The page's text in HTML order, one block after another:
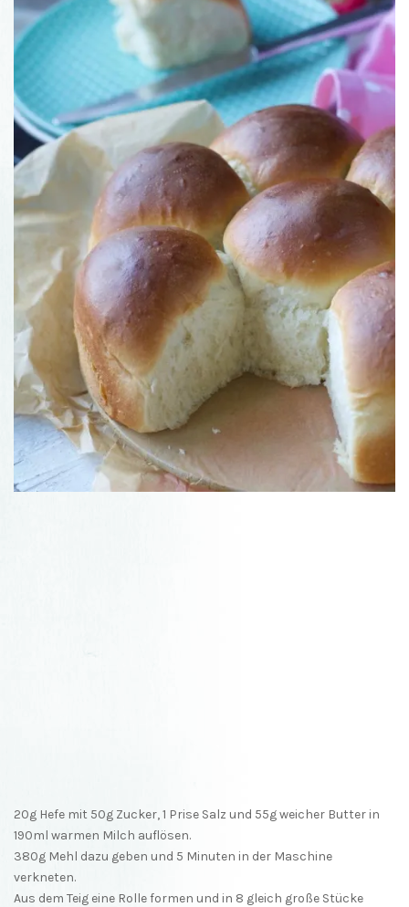
20g Hefe mit 50g Zucker, 1 Prise Salz und 55g weicher Butter in
190ml warmen Milch auflösen.
380g Mehl dazu geben und 5 Minuten in der Maschine
verkneten.
Aus dem Teig eine Rolle formen und in 8 gleich große Stücke